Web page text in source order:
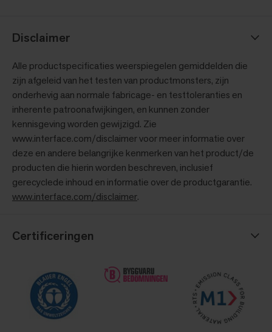
Disclaimer
Alle productspecificaties weerspiegelen gemiddelden die
zijn afgeleid van het testen van productmonsters, zijn
onderhevig aan normale fabricage- en testtoleranties en
inherente patroonafwijkingen, en kunnen zonder
kennisgeving worden gewijzigd. Zie
www.interface.com/disclaimer voor meer informatie over
deze en andere belangrijke kenmerken van het product/de
producten die hierin worden beschreven, inclusief
gerecyclede inhoud en informatie over de productgarantie.
www.interface.com/disclaimer.
Certificeringen